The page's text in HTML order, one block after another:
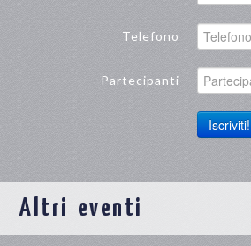
Telefono
Partecipanti
Iscriviti!
Altri eventi